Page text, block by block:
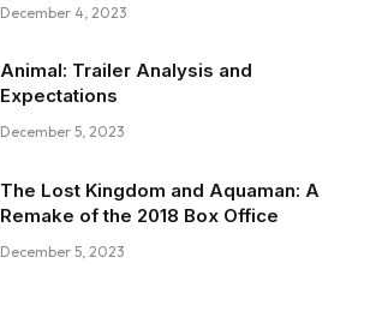
December 4, 2023
Animal: Trailer Analysis and
Expectations
December 5, 2023
The Lost Kingdom and Aquaman: A
Remake of the 2018 Box Office
December 5, 2023